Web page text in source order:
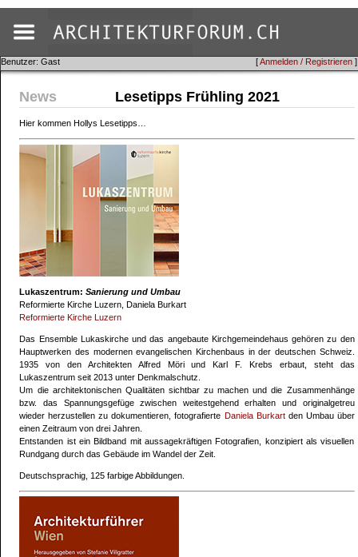
[Anmelden / Registrieren ]
Benutzer: Gast
News Lesetipps Frühling 2021
Hier kommen Hollys Lesetipps…
Lukaszentrum: Sanierung und Umbau
Reformierte Kirche Luzern, Daniela Burkart
Reformierte Kirche Luzern
Das Ensemble Lukaskirche und das angebaute Kirchgemeindehaus gehören zu den
Hauptwerken des modernen evangelischen Kirchenbaus in der deutschen Schweiz.
1935 von den Architekten Alfred Möri und Karl F. Krebs erbaut, steht das
Lukaszentrum seit 2013 unter Denkmalschutz.
Um die architektonischen Qualitäten sichtbar zu machen und die Zusammenhänge
bzw. das Spannungsgefüge zwischen weitestgehend erhalten und originalgetreu
wieder herzustellen zu dokumentieren, fotografierte Daniela Burkartden Umbau über
einen Zeitraum von drei Jahren.
Entstanden ist ein Bildband mit aussagekräftigen Fotografien, konzipiert als visuellen
Rundgang durch das Gebäude im Wandel der Zeit.
Deutschsprachig, 125 farbige Abbildungen.